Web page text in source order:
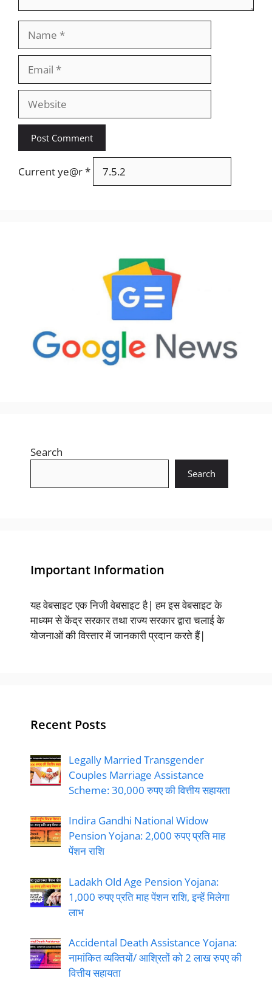
Website
Current ye@r*
Search
Search
Important Information
यह वेबसाइट एक निजी वेबसाइट है| हम इस वेबसाइट के
माध्यम से केंद्र सरकार तथा राज्य सरकार द्वारा चलाई के
योजनाओं की विस्तार में जानकारी प्रदान करते हैं|
Recent Posts
Legally Married Transgender
Couples Marriage Assistance
Scheme: 30,000 रुपए की वित्तीय सहायता
Indira Gandhi National Widow
Pension Yojana: 2,000 रुपए प्रति माह
पेंशन राशि
Ladakh Old Age Pension Yojana:
1,000 रुपए प्रति माह पेंशन राशि, इन्हें मिलेगा
लाभ
Accidental Death Assistance Yojana:
नामांकित व्यक्तियों/ आश्रितों को 2 लाख रुपए की
वित्तीय सहायता